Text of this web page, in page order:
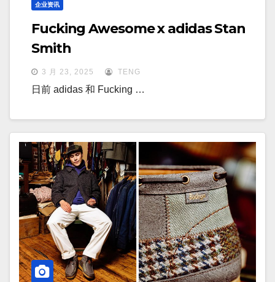
企业资讯
Fucking Awesome x adidas Stan
Smith
3 月 23, 2025 TENG
日前 adidas 和 Fucking …